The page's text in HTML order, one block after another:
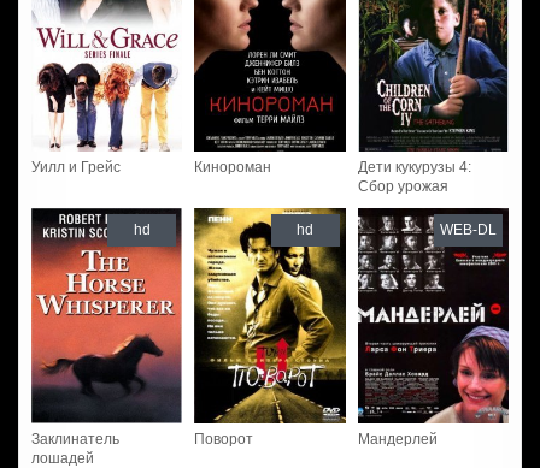
Уилл и Грейс Кинороман
Дети кукурузы 4:
Сбор урожая
Заклинатель
лошадей
hd
Поворот
hd
Мандерлей
WEB-DL